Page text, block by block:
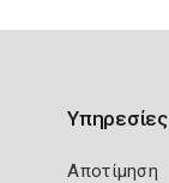
Υπηρεσίες
Αποτίμηση